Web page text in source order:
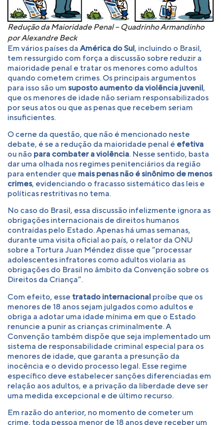
Redução da Maioridade Penal – Quadrinho Armandinho
por Alexandre Beck
Em vários países da América do Sul, incluindo o Brasil,
tem ressurgido com força a discussão sobre reduzir a
maioridade penal e tratar os menores como adultos
quando cometem crimes. Os principais argumentos
para isso são um suposto aumento da violência juvenil,
que os menores de idade não seriam responsabilizados
por seus atos ou que as penas que recebem seriam
insuficientes.
O cerne da questão, que não é mencionado neste
debate, é se a redução da maioridade penal é efetiva
ou não para combater a violência. Nesse sentido, basta
dar uma olhada nos regimes penitenciários da região
para entender que mais penas não é sinônimo de menos
crimes, evidenciando o fracasso sistemático das leis e
políticas restritivas no tema.
No caso do Brasil, essa discussão infelizmente ignora as
obrigações internacionais de direitos humanos
contraídas pelo Estado. Apenas há umas semanas,
durante uma visita oficial ao país, o relator da ONU
sobre a Tortura Juan Méndez disse que “processar
adolescentes infratores como adultos violaria as
obrigações do Brasil no âmbito da Convenção sobre os
Direitos da Criança”.
Com efeito, esse tratado internacional proíbe que os
menores de 18 anos sejam julgados como adultos e
obriga a adotar uma idade mínima em que o Estado
renuncie a punir as crianças criminalmente. A
Convenção também dispõe que seja implementado um
sistema de responsabilidade criminal especial para os
menores de idade, que garanta a presunção da
inocência e o devido processo legal. Esse regime
específico deve estabelecer sanções diferenciadas em
relação aos adultos, e a privação da liberdade deve ser
uma medida excepcional e de último recurso.
Em razão do anterior, no momento de cometer um
crime, toda pessoa menor de 18 anos deve receber um